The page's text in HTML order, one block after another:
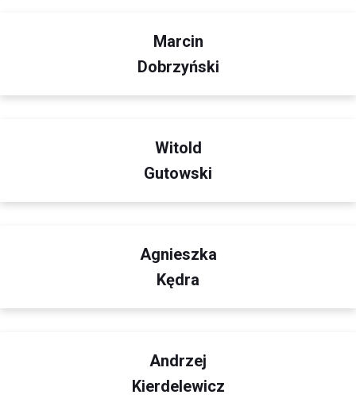
Marcin
Dobrzyński
Witold
Gutowski
Agnieszka
Kędra
Andrzej
Kierdelewicz